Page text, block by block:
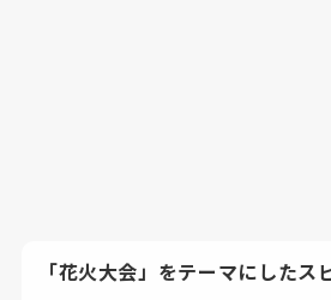
「花火大会」をテーマにしたス